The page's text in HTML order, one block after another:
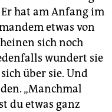
hat am Anfang im
etwas von
sich noch
wundert sie
über sie. Und
„Manchmal
du etwas ganz